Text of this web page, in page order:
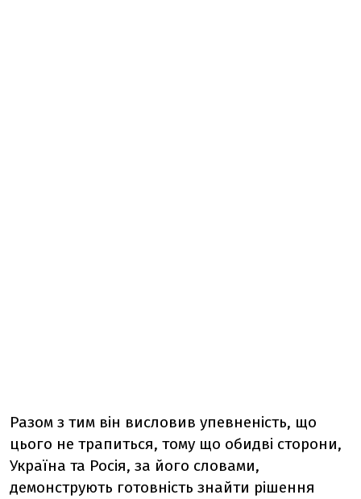
Разом з тим він висловив упевненість, що
цього не трапиться, тому що обидві сторони,
Україна та Росія, за його словами,
демонструють готовність знайти рішення